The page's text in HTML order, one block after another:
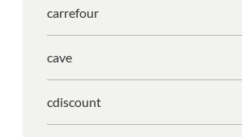
carrefour
cave
cdiscount